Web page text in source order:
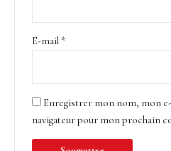
E-mail *
Enregistrer mon nom, mon
navigateur pour mon prochain